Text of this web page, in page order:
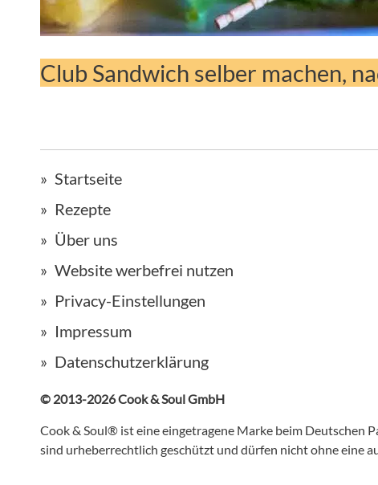
Club Sandwich selber machen,
Startseite
Rezepte
Über uns
Website werbefrei nutzen
Privacy-Einstellungen
Impressum
Datenschutzerklärung
© 2013-2026 Cook & Soul GmbH
Cook & Soul® ist eine eingetragene Marke beim Deutschen
sind urheberrechtlich geschützt und dürfen nicht ohne eine